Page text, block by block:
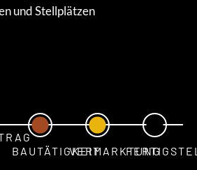
und Stellplätzen
BAUTÄTIGKEITVERMARKTUNG